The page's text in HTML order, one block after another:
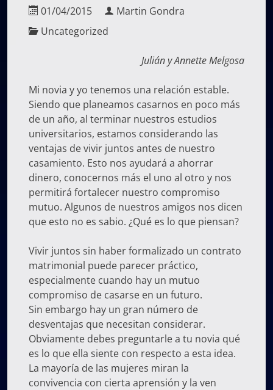
01/04/2015
Martin Gondra
Uncategorized
Julián y Annette Melgosa
Mi novia y yo tenemos una relación estable.
Siendo que planeamos casarnos en poco más
de un año, al terminar nuestros estudios
universitarios, estamos considerando las
ventajas de vivir juntos antes de nuestro
casamiento. Esto nos ayudará a ahorrar
dinero, conocernos más el uno al otro y nos
permitirá fortalecer nuestro compromiso
mutuo. Algunos de nuestros amigos nos dicen
que esto no es sabio. ¿Qué es lo que piensan?
Vivir juntos sin haber formalizado un contrato
matrimonial puede parecer práctico,
especialmente cuando hay un mutuo
compromiso de casarse en un futuro.
Sin embargo hay un gran número de
desventajas que necesitan considerar.
Obviamente debes preguntarle a tu novia qué
es lo que ella siente con respecto a esta idea.
La mayoría de las mujeres miran la
convivencia con cierta aprensión y la ven